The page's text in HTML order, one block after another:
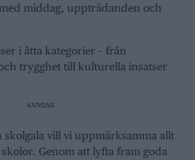
middag, uppträdanden och
i åtta kategorier – från
trygghet till kulturella insatser
ANNONS
skolgala vill vi uppmärksamma allt
Genom att lyfta fram goda